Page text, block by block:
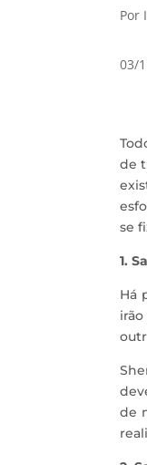
Por
03/
de
se
1.
Há
de